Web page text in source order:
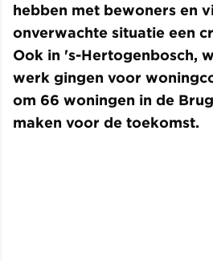
hebben met bewoners en
onverwachte situatie een
Ook in 's-Hertogenbosch,
werk gingen voor
om 66 woningen in de
maken voor de toekomst.